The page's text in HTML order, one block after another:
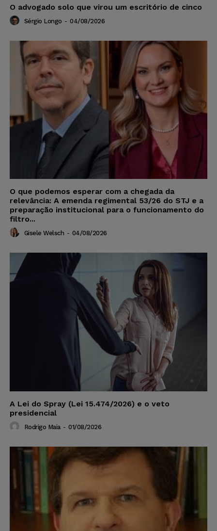
O advogado solo que virou um escritório de cinco
Sérgio Longo - 04/08/2026
O que podemos esperar com a chegada da
relevância: A emenda regimental 53/26 do STJ e a
preparação institucional para o funcionamento do
filtro...
Gisele Welsch - 04/08/2026
A Lei do Spray (Lei 15.474/2026) e o veto
presidencial
Rodrigo Maia - 01/08/2026